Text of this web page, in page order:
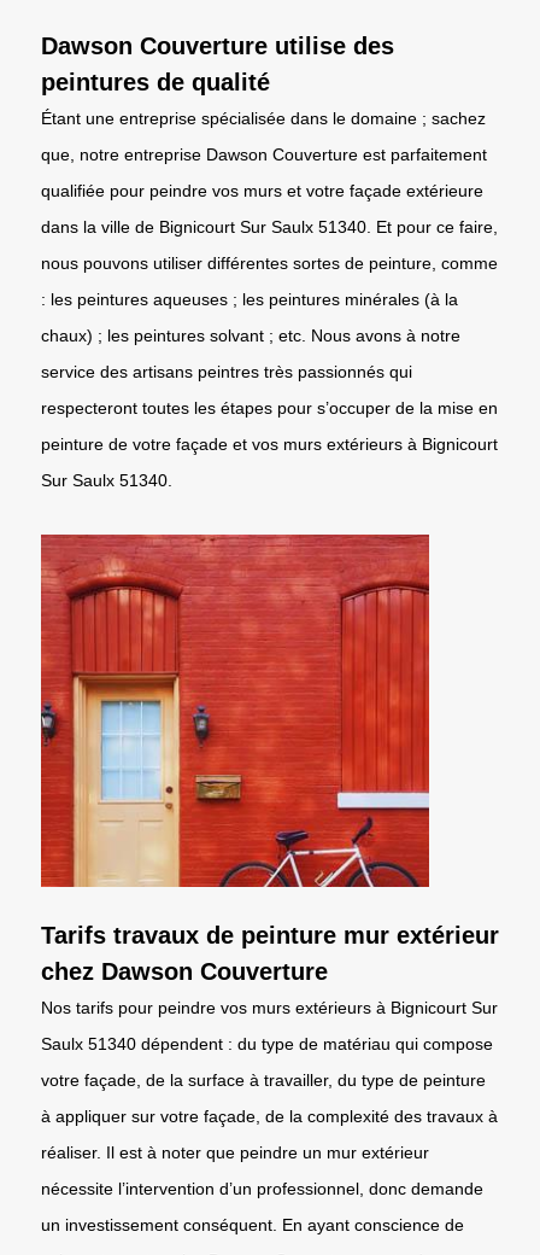
Dawson Couverture utilise des
peintures de qualité
Étant une entreprise spécialisée dans le domaine ; sachez
que, notre entreprise Dawson Couverture est parfaitement
qualifiée pour peindre vos murs et votre façade extérieure
dans la ville de Bignicourt Sur Saulx 51340. Et pour ce faire,
nous pouvons utiliser différentes sortes de peinture, comme
: les peintures aqueuses ; les peintures minérales (à la
chaux) ; les peintures solvant ; etc. Nous avons à notre
service des artisans peintres très passionnés qui
respecteront toutes les étapes pour s’occuper de la mise en
peinture de votre façade et vos murs extérieurs à Bignicourt
Sur Saulx 51340.
Tarifs travaux de peinture mur extérieur
chez Dawson Couverture
Nos tarifs pour peindre vos murs extérieurs à Bignicourt Sur
Saulx 51340 dépendent : du type de matériau qui compose
votre façade, de la surface à travailler, du type de peinture
à appliquer sur votre façade, de la complexité des travaux à
réaliser. Il est à noter que peindre un mur extérieur
nécessite l’intervention d’un professionnel, donc demande
un investissement conséquent. En ayant conscience de